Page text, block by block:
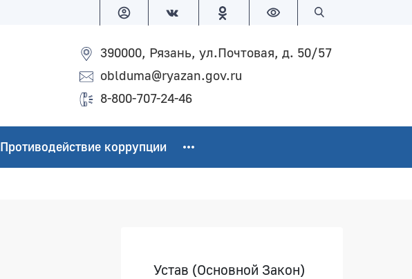
Версия для слабовидящих
390000, Рязань, ул.Почтовая, д. 50/57
oblduma@ryazan.gov.ru
8-800-707-24-46
Противодействие коррупции
Устав (Основной Закон)